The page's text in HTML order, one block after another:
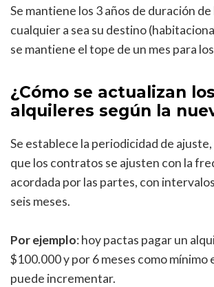
Se mantiene los 3 años de duración
cualquier a sea su destino
se mantiene el tope de un mes para
¿Cómo se actualizan los
alquileres según la
Se establece la periodicidad de
que los contratos se ajusten con la
acordada por las partes, con
seis meses.
Por ejemplo: hoy pactas pagar un
$100.000 y por 6 meses como mínimo
puede incrementar.